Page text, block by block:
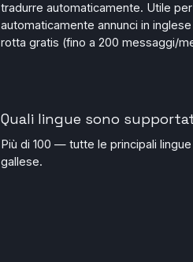
tradurre automaticamente. Utile
automaticamente annunci in
rotta gratis (fino a 200 messaggi/
Quali lingue sono
Più di 100 — tutte le principali
gallese.